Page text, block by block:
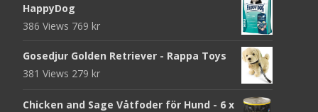
HappyDog
386 Views 769 kr
Gosedjur Golden Retriever - Rappa Toys
381 Views 279 kr
Chicken and Sage Våtfoder för Hund - 6 x